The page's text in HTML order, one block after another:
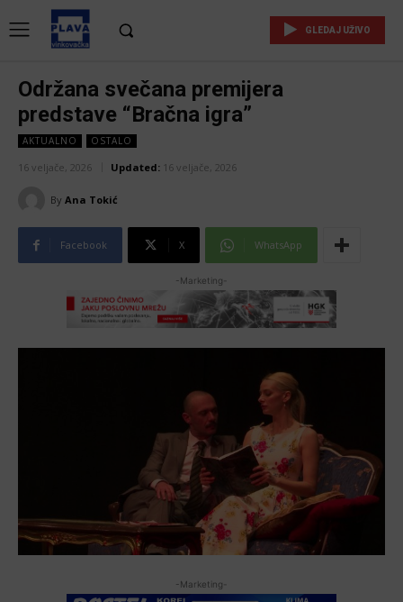
GLEDAJ UŽIVO
Održana svečana premijera
predstave “Bračna igra”
AKTUALNO OSTALO
16 veljače, 2026 Updated: 16 veljače, 2026
By Ana Tokić
Facebook X WhatsApp
-Marketing-
-Marketing-